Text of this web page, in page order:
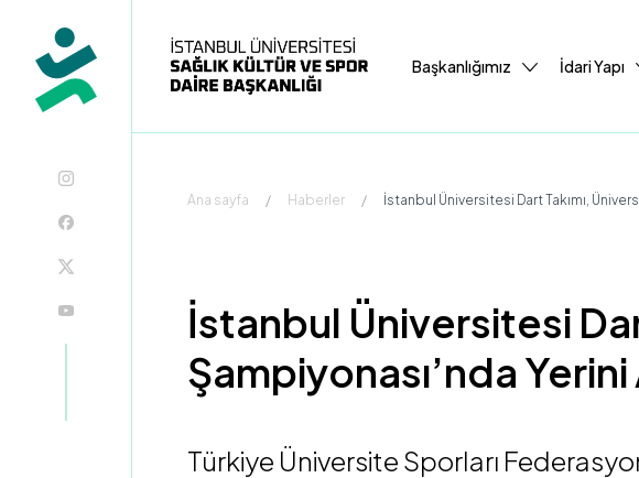
Başkanlığımız İdari Yapı
Ana sayfa / Haberler / İstanbul Üniversitesi Dart Takımı,
İstanbul Üniversitesi
Şampiyonası’nda Yerini
Türkiye Üniversite Sporları